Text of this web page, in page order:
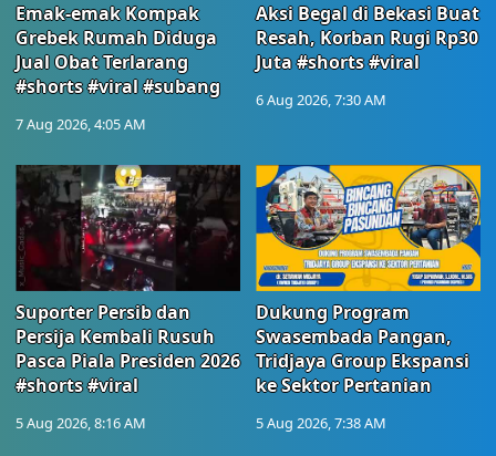
Emak-emak Kompak
Grebek Rumah Diduga
Jual Obat Terlarang
#shorts #viral #subang
7 Aug 2026, 4:05 AM
Aksi Begal di Bekasi Buat
Resah, Korban Rugi Rp30
Juta #shorts #viral
6 Aug 2026, 7:30 AM
Suporter Persib dan
Persija Kembali Rusuh
Pasca Piala Presiden 2026
#shorts #viral
5 Aug 2026, 8:16 AM
Dukung Program
Swasembada Pangan,
Tridjaya Group Ekspansi
ke Sektor Pertanian
5 Aug 2026, 7:38 AM